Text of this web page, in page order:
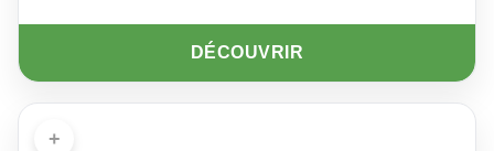
DÉCOUVRIR
+